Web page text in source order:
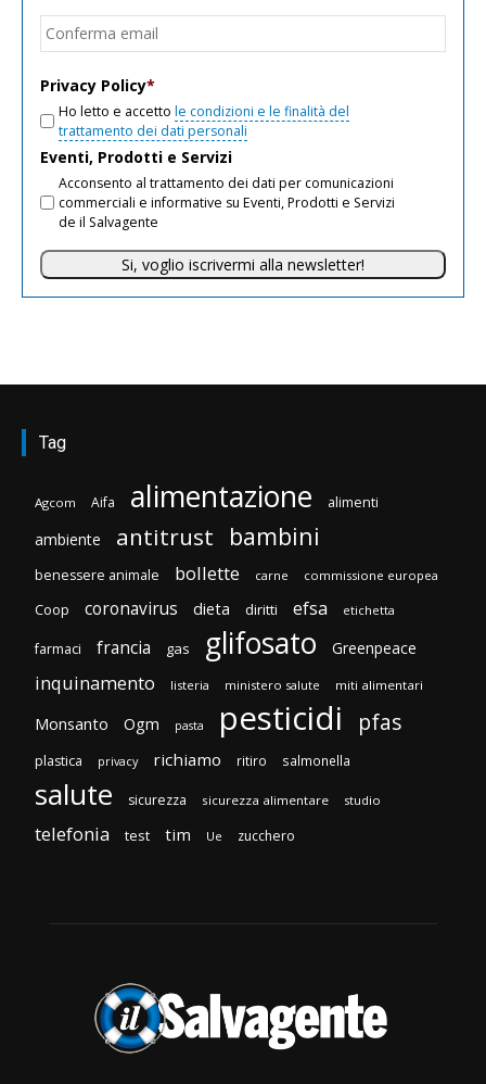
Privacy Policy*
Ho letto e accetto le condizioni e le finalità del
trattamento dei dati personali
Eventi, Prodotti e Servizi
Acconsento al trattamento dei dati per comunicazioni
commerciali e informative su Eventi, Prodotti e Servizi
de il Salvagente
Si, voglio iscrivermi alla newsletter!
Tag
Agcom Aifa alimentazione alimenti
ambiente antitrust bambini
benessere animale bollette carne commissione europea
Coop coronavirus dieta diritti efsa etichetta
farmaci francia gas glifosato Greenpeace
inquinamento listeria ministero salute miti alimentari
Monsanto Ogm pasta pesticidi pfas
plastica privacy richiamo ritiro salmonella
salute sicurezza sicurezza alimentare studio
telefonia test tim Ue zucchero